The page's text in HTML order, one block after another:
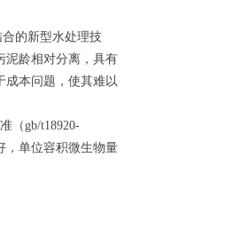
合的新型水处理技
泥龄相对分离，具有
成本问题，使其难以
（gb/t18920-
，单位容积微生物量